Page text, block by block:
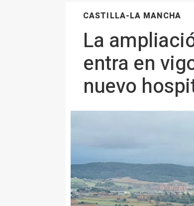
CASTILLA-LA MANCHA
La
entra en
nuevo